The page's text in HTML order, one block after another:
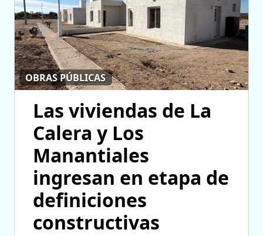
OBRAS PÚBLICAS
Las viviendas de La
Calera y Los
Manantiales
ingresan en etapa de
definiciones
constructivas